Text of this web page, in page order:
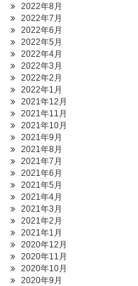
2022年8月
2022年7月
2022年6月
2022年5月
2022年4月
2022年3月
2022年2月
2022年1月
2021年12月
2021年11月
2021年10月
2021年9月
2021年8月
2021年7月
2021年6月
2021年5月
2021年4月
2021年3月
2021年2月
2021年1月
2020年12月
2020年11月
2020年10月
2020年9月